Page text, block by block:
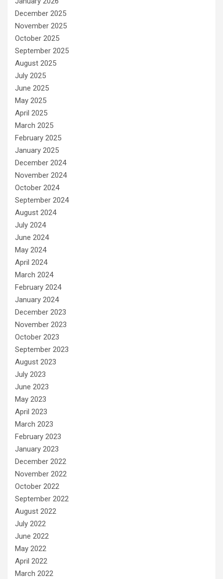
December 2025
November 2025
October 2025
September 2025
August 2025
July 2025
June 2025
May 2025
April 2025
March 2025
February 2025
January 2025
December 2024
November 2024
October 2024
September 2024
August 2024
July 2024
June 2024
May 2024
April 2024
March 2024
February 2024
January 2024
December 2023
November 2023
October 2023
September 2023
August 2023
July 2023
June 2023
May 2023
April 2023
March 2023
February 2023
January 2023
December 2022
November 2022
October 2022
September 2022
August 2022
July 2022
June 2022
May 2022
April 2022
March 2022